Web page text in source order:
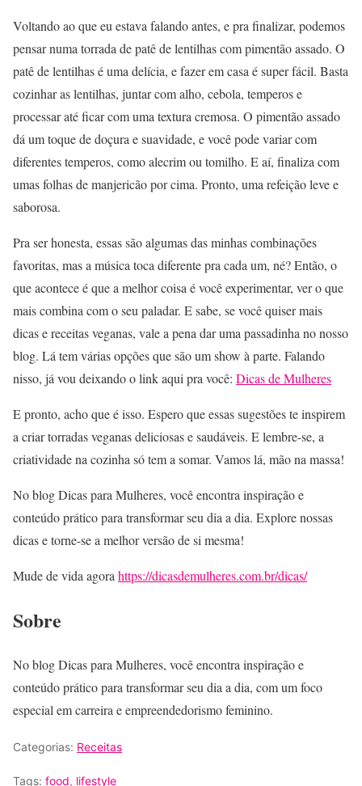
Voltando ao que eu estava falando antes, e pra finalizar, podemos
pensar numa torrada de patê de lentilhas com pimentão assado. O
patê de lentilhas é uma delícia, e fazer em casa é super fácil. Basta
cozinhar as lentilhas, juntar com alho, cebola, temperos e
processar até ficar com uma textura cremosa. O pimentão assado
dá um toque de doçura e suavidade, e você pode variar com
diferentes temperos, como alecrim ou tomilho. E aí, finaliza com
umas folhas de manjericão por cima. Pronto, uma refeição leve e
saborosa.
Pra ser honesta, essas são algumas das minhas combinações
favoritas, mas a música toca diferente pra cada um, né? Então, o
que acontece é que a melhor coisa é você experimentar, ver o que
mais combina com o seu paladar. E sabe, se você quiser mais
dicas e receitas veganas, vale a pena dar uma passadinha no nosso
blog. Lá tem várias opções que são um show à parte. Falando
nisso, já vou deixando o link aqui pra você: Dicas de Mulheres
E pronto, acho que é isso. Espero que essas sugestões te inspirem
a criar torradas veganas deliciosas e saudáveis. E lembre-se, a
criatividade na cozinha só tem a somar. Vamos lá, mão na massa!
No blog Dicas para Mulheres, você encontra inspiração e
conteúdo prático para transformar seu dia a dia. Explore nossas
dicas e torne-se a melhor versão de si mesma!
Mude de vida agorahttps://dicasdemulheres.com.br/dicas/
Sobre
No blog Dicas para Mulheres, você encontra inspiração e
conteúdo prático para transformar seu dia a dia, com um foco
especial em carreira e empreendedorismo feminino.
Categorias: Receitas
Tags: food, lifestyle